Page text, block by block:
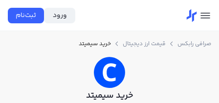
ورود ثبت‌نام
صرافی رابکس قیمت ارز دیجیتال خرید سیمیتد
خرید سیمیتد